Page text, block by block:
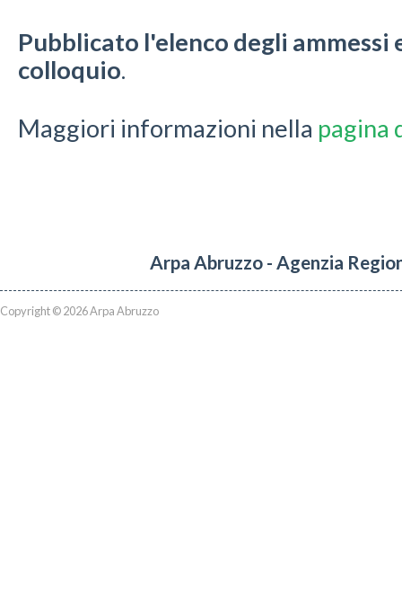
Pubblicato l'elenco degli ammessi
colloquio.
Maggiori informazioni nella pagina
Arpa Abruzzo - Agenzia
Copyright © 2026 Arpa Abruzzo